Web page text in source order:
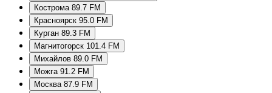
Кострома 89.7 FM
Красноярск 95.0 FM
Курган 89.3 FM
Магнитогорск 101.4 FM
Михайлов 89.0 FM
Можга 91.2 FM
Москва 87.9 FM